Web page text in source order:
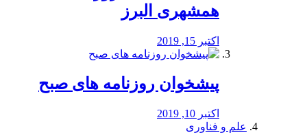
همشهری البرز
اکتبر 15, 2019
پیشخوان روزنامه های صبح
اکتبر 10, 2019
علم و فناوری